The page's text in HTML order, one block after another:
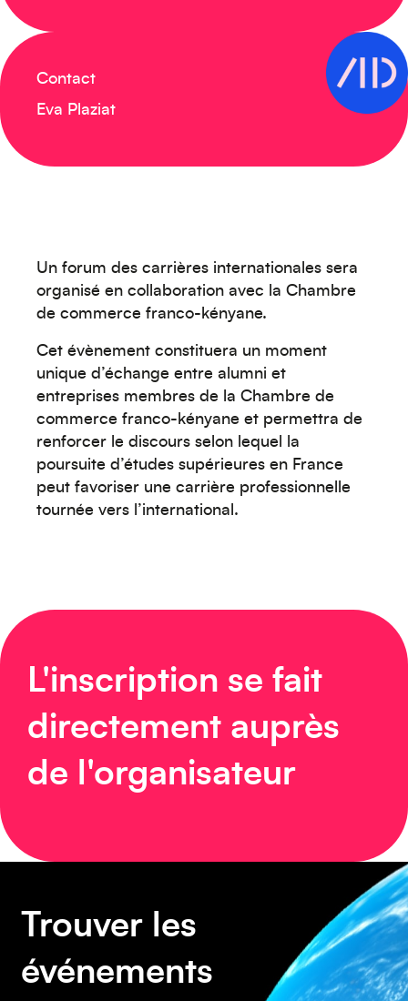
Contact
Eva Plaziat
Un forum des carrières internationales sera
organisé en collaboration avec la Chambre
de commerce franco-kényane.
Cet évènement constituera un moment
unique d’échange entre alumni et
entreprises membres de la Chambre de
commerce franco-kényane et permettra de
renforcer le discours selon lequel la
poursuite d’études supérieures en France
peut favoriser une carrière professionnelle
tournée vers l’international.
L'inscription se fait
directement auprès
de l'organisateur
Trouver les
événements
Amérique du Sud
Asie
Caraïbes
Europe
Moyen-Orient
Océanie